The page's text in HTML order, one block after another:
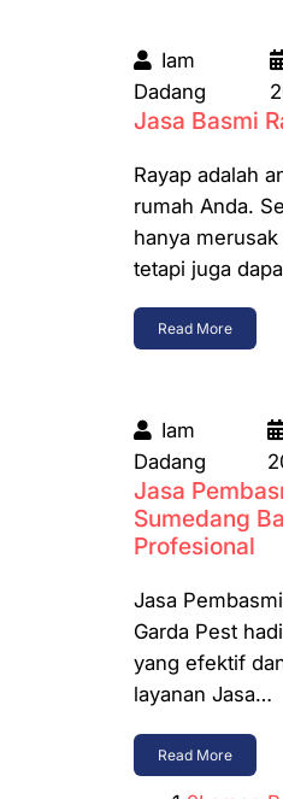
Iam
Dadang
Jasa Basmi
Rayap adalah
rumah Anda.
hanya
tetapi juga
Read More
Iam
Dadang
Jasa
Sumedang
Profesional
Jasa
Garda Pest
yang efektif
layanan Jasa…
Read More